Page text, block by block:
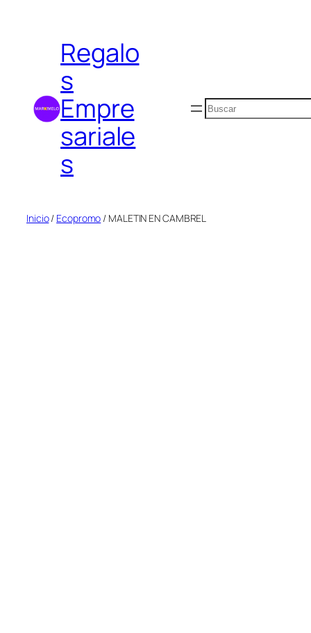
contenidoRegalo
s
Empre
sariale
s
Buscar
Inicio/ Ecopromo / MALETIN EN CAMBREL